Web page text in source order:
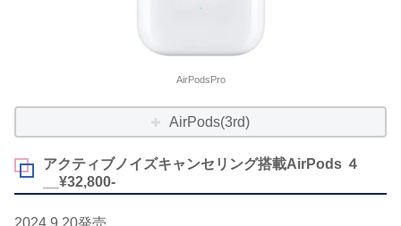
AirPodsPro
AirPods(3rd)
アクティブノイズキャンセリング搭載AirPods ４
__¥32,800-